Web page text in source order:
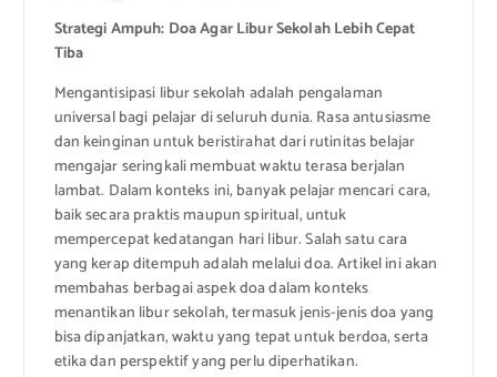
Strategi Ampuh: Doa Agar Libur Sekolah Lebih Cepat
Tiba
Mengantisipasi libur sekolah adalah pengalaman
universal bagi pelajar di seluruh dunia. Rasa antusiasme
dan keinginan untuk beristirahat dari rutinitas belajar
mengajar seringkali membuat waktu terasa berjalan
lambat. Dalam konteks ini, banyak pelajar mencari cara,
baik secara praktis maupun spiritual, untuk
mempercepat kedatangan hari libur. Salah satu cara
yang kerap ditempuh adalah melalui doa. Artikel ini akan
membahas berbagai aspek doa dalam konteks
menantikan libur sekolah, termasuk jenis-jenis doa yang
bisa dipanjatkan, waktu yang tepat untuk berdoa, serta
etika dan perspektif yang perlu diperhatikan.